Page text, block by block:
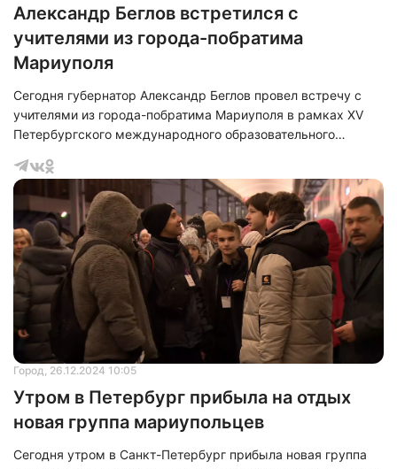
Александр Беглов встретился с
учителями из города-побратима
Мариуполя
Сегодня губернатор Александр Беглов провел встречу с
учителями из города-побратима Мариуполя в рамках XV
Петербургского международного образовательного
выставочном центре «Экспофорум» в последний день
работы форума. Во время разговора губернатор напомнил
о том, что в июне 2025 года исполнится три года с момента
установления побратимских отношений между Санкт-
Петербургом и Мариуполем. Он поделился своими
впечатлениями о том, как изменился Мариуп
Город, 26.12.2024 10:05
Утром в Петербург прибыла на отдых
новая группа мариупольцев
Сегодня утром в Санкт-Петербург прибыла новая группа